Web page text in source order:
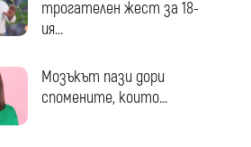
трогателен жест за 18-
ия...
Мозъкът пази дори
спомените, които...